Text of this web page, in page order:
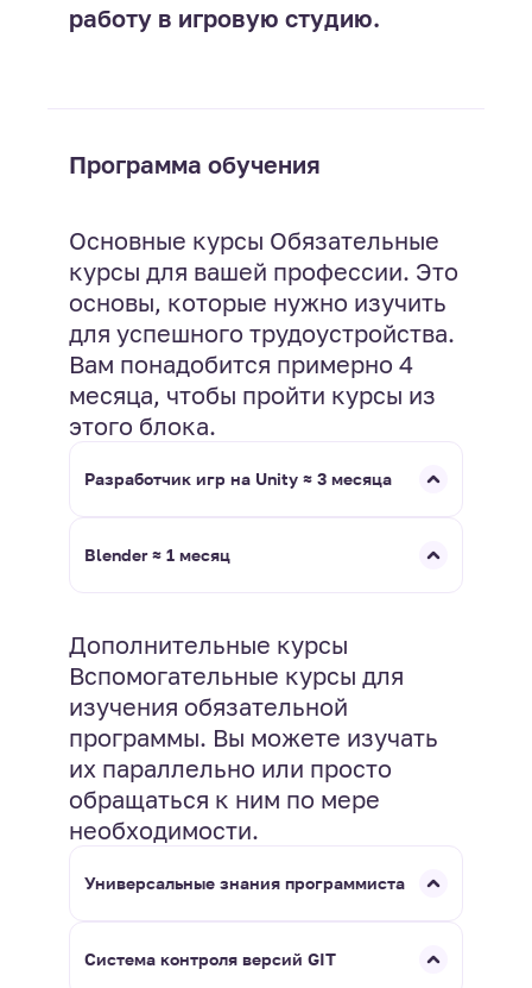
работу в игровую студию.
Программа обучения
Основные курсы Обязательные
курсы для вашей профессии. Это
основы, которые нужно изучить
для успешного трудоустройства.
Вам понадобится примерно 4
месяца, чтобы пройти курсы из
этого блока.
Разработчик игр на Unity ≈ 3 месяца
Blender ≈ 1 месяц
Дополнительные курсы
Вспомогательные курсы для
изучения обязательной
программы. Вы можете изучать
их параллельно или просто
обращаться к ним по мере
необходимости.
Универсальные знания программиста
Система контроля версий GIT